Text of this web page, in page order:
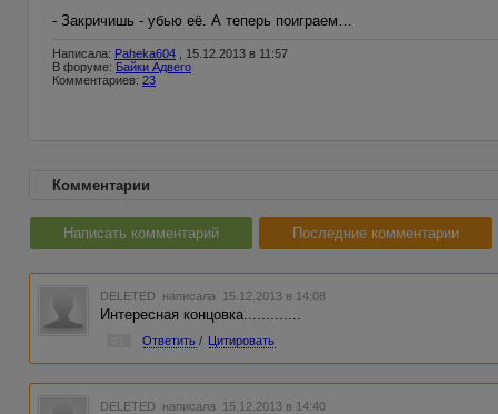
- Закричишь - убью её. А теперь поиграем…
Написала: Paheka604 , 15.12.2013 в 11:57
В форуме: Байки Адвего
Комментариев: 23
Комментарии
Написать комментарий Последние комментарии
DELETED написала 15.12.2013 в 14:08
Интересная концовка.............
Ответить / Цитировать
DELETED написала 15.12.2013 в 14:40